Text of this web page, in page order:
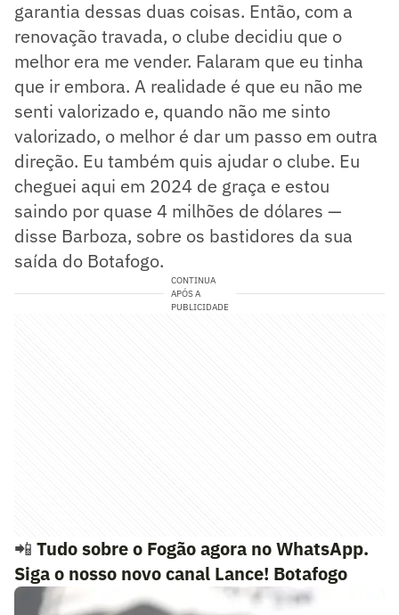
garantia dessas duas coisas. Então, com a
renovação travada, o clube decidiu que o
melhor era me vender. Falaram que eu tinha
que ir embora. A realidade é que eu não me
senti valorizado e, quando não me sinto
valorizado, o melhor é dar um passo em outra
direção. Eu também quis ajudar o clube. Eu
cheguei aqui em 2024 de graça e estou
saindo por quase 4 milhões de dólares —
disse Barboza, sobre os bastidores da sua
saída do Botafogo.
CONTINUA
APÓS A
PUBLICIDADE
📲 Tudo sobre o Fogão agora no WhatsApp.
Siga o nosso novo canal Lance! Botafogo